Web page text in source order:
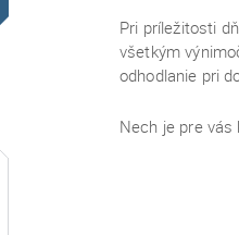
Pri príležitosti
všetkým
odhodlanie pri
Nech je pre vás